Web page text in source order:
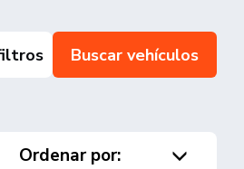
Buscar vehículos
Ordenar por: